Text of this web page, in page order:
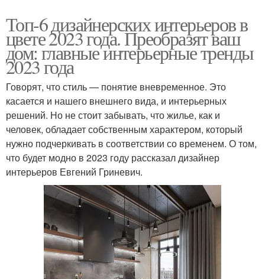
Топ-6 дизайнерских интерьеров в
цвете 2023 года. Преобразят ваш
дом: главные интерьерные тренды
2023 года
Говорят, что стиль — понятие вневременное. Это
касается и нашего внешнего вида, и интерьерных
решений. Но не стоит забывать, что жилье, как и
человек, обладает собственным характером, который
нужно подчеркивать в соответствии со временем. О том,
что будет модно в 2023 году рассказал дизайнер
интерьеров Евгений Гриневич.